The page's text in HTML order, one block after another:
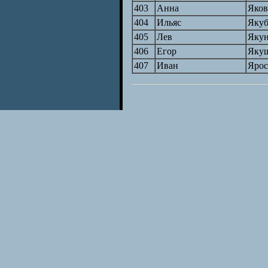
403 Анна
404
Ильяс
405
Лев
406
Егор
407
Иван